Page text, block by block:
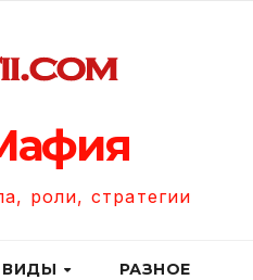
роли, стратегии
ВИДЫ РАЗНОЕ